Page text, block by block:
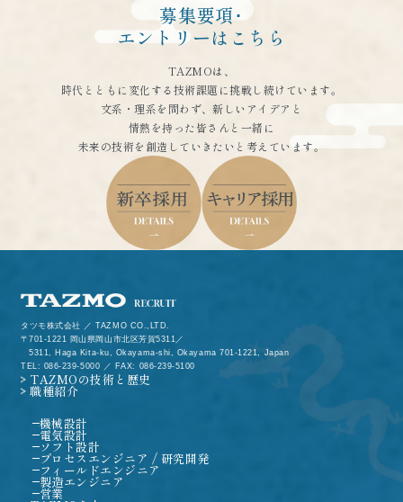
募集要項･
エントリーはこちら
TAZMOは、
時代とともに変化する技術課題に挑戦し続けています。
文系・理系を問わず、新しいアイデアと
情熱を持った皆さんと一緒に
未来の技術を創造していきたいと考えています。
タツモ株式会社 ／ TAZMO CO.,LTD.
701-1221 岡山県岡山市北区芳賀5311／
5311, Haga Kita-ku, Okayama-shi, Okayama 701-1221, Japan
TEL: 086-239-5000 ／ FAX: 086-239-5100
TAZMOの技術と歴史
職種紹介
機械設計
電気設計
ソフト設計
プロセスエンジニア / 研究開発
フィールドエンジニア
製造エンジニア
営業